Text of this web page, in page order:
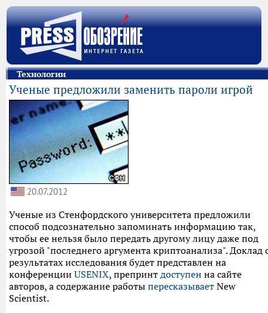
Технологии
Ученые предложили заменить пароли игрой
20.07.2012
Ученые из Стенфордского университета предложили
способ подсознательно запоминать информацию так,
чтобы ее нельзя было передать другому лицу даже под
угрозой "последнего аргумента криптоанализа". Доклад
результатах исследования будет представлен на
конференции USENIX, препринт доступен на сайте
авторов, а содержание работы пересказывает New
Scientist.